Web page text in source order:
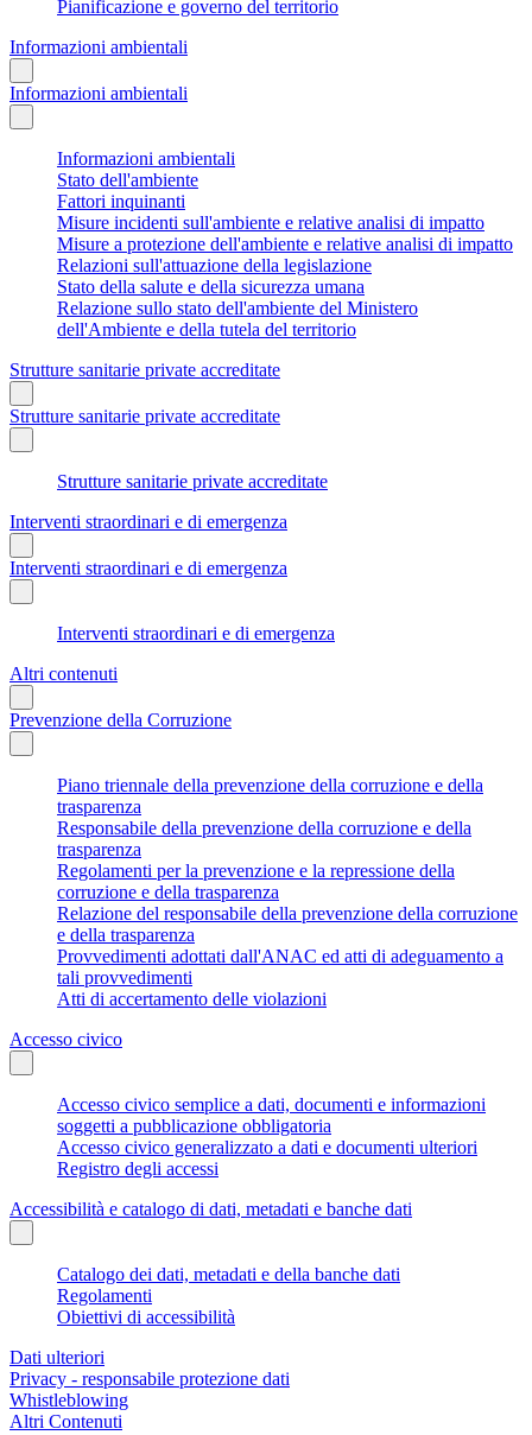
Pianificazione e governo del territorio
Informazioni ambientali
Informazioni ambientali
Informazioni ambientali
Stato dell'ambiente
Fattori inquinanti
Misure incidenti sull'ambiente e relative analisi di impatto
Misure a protezione dell'ambiente e relative analisi di impatto
Relazioni sull'attuazione della legislazione
Stato della salute e della sicurezza umana
Relazione sullo stato dell'ambiente del Ministero
dell'Ambiente e della tutela del territorio
Strutture sanitarie private accreditate
Strutture sanitarie private accreditate
Strutture sanitarie private accreditate
Interventi straordinari e di emergenza
Interventi straordinari e di emergenza
Interventi straordinari e di emergenza
Altri contenuti
Prevenzione della Corruzione
Piano triennale della prevenzione della corruzione e della
trasparenza
Responsabile della prevenzione della corruzione e della
trasparenza
Regolamenti per la prevenzione e la repressione della
corruzione e della trasparenza
Relazione del responsabile della prevenzione della corruzione
e della trasparenza
Provvedimenti adottati dall'ANAC ed atti di adeguamento a
tali provvedimenti
Atti di accertamento delle violazioni
Accesso civico
Accesso civico semplice a dati, documenti e informazioni
soggetti a pubblicazione obbligatoria
Accesso civico generalizzato a dati e documenti ulteriori
Registro degli accessi
Accessibilità e catalogo di dati, metadati e banche dati
Catalogo dei dati, metadati e della banche dati
Regolamenti
Obiettivi di accessibilità
Dati ulteriori
Privacy - responsabile protezione dati
Whistleblowing
Altri Contenuti